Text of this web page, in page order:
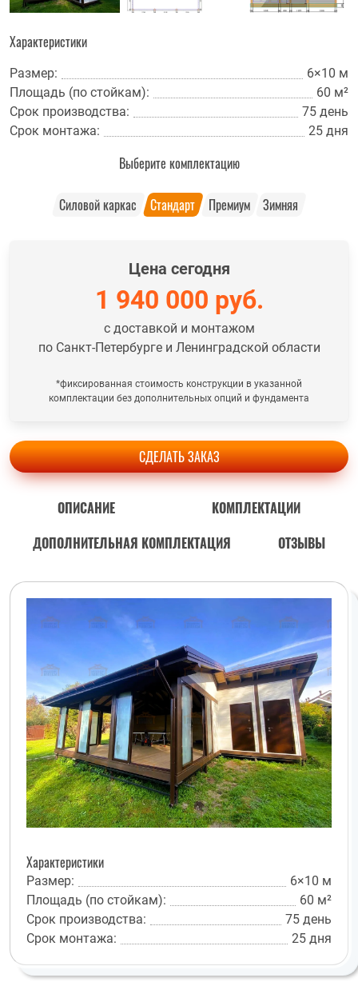
Характеристики
Размер:
6×10 м
Площадь (по стойкам):
60 м²
Срок производства:
75 день
Срок монтажа:
25 дня
Выберите комплектацию
Силовой каркас Стандарт Премиум Зимняя
Цена сегодня
1 940 000 руб.
с доставкой и монтажом
по Санкт-Петербурге и Ленинградской области
*фиксированная стоимость конструкции в указанной
комплектации без дополнительных опций и фундамента
СДЕЛАТЬ ЗАКАЗ
ОПИСАНИЕ
КОМПЛЕКТАЦИИ
ДОПОЛНИТЕЛЬНАЯ КОМПЛЕКТАЦИЯ
ОТЗЫВЫ
Характеристики
Размер:
6×10 м
Площадь (по стойкам):
60 м²
Срок производства:
75 день
Срок монтажа:
25 дня